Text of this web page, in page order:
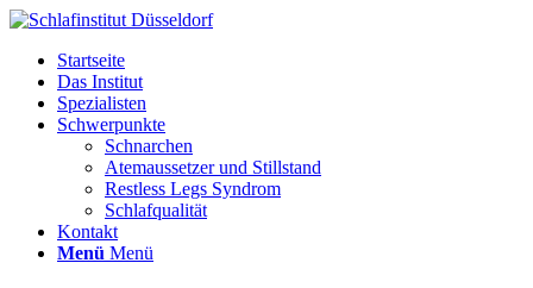
Startseite
Das Institut
Spezialisten
Schwerpunkte
Schnarchen
Atemaussetzer und Stillstand
Restless Legs Syndrom
Schlafqualität
Kontakt
Menü Menü